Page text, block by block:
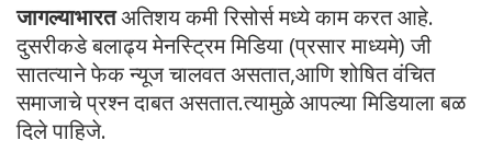
जागल्याभारतअतिशय कमी रिसोर्स मध्ये काम करत आहे.
दुसरीकडे बलाढ्य मेनस्ट्रिम मिडिया (प्रसार माध्यमे) जी
सातत्याने फेक न्यूज चालवत असतात,आणि शोषित वंचित
समाजाचे प्रश्न दाबत असतात.त्यामुळे आपल्या मिडियाला बळ
दिले पाहिजे.